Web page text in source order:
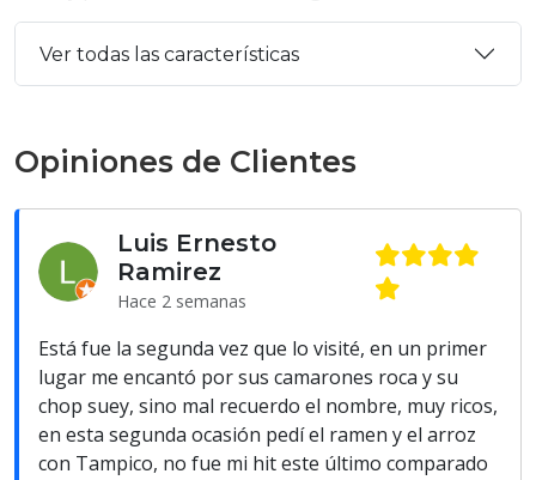
Ver todas las características
Opiniones de Clientes
Luis Ernesto
Ramirez
Hace 2 semanas
Está fue la segunda vez que lo visité, en un primer
lugar me encantó por sus camarones roca y su
chop suey, sino mal recuerdo el nombre, muy ricos,
en esta segunda ocasión pedí el ramen y el arroz
con Tampico, no fue mi hit este último comparado